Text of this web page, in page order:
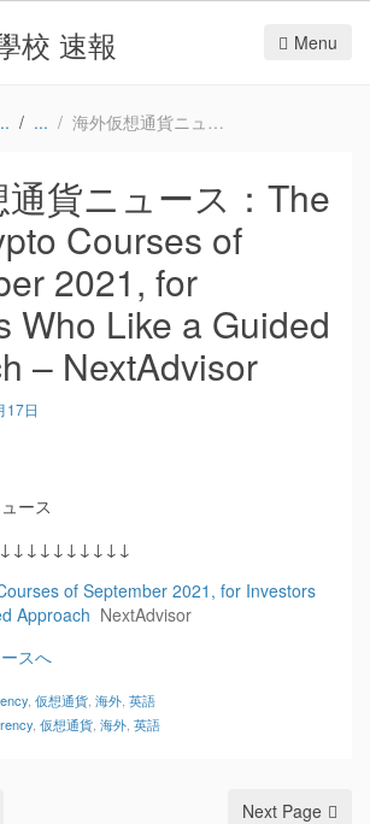
校 速報 Menu
海外仮想通貨ニュース：The Best Crypto Courses of September 2021, for Investors Who Like a Guided Approach – NextAdvisor
貨ニュース：The
Courses of
2021, for
Who Like a Guided
– NextAdvisor
17日
ース
of September 2021, for Investors
Approach NextAdvisor
スへ
仮想通貨 海外 英語
仮想通貨 海外 英語
Next Page